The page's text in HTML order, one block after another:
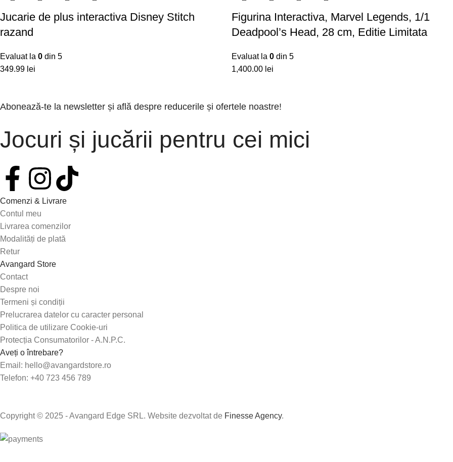
Jucarie de plus interactiva Disney Stitch
razand
Evaluat la 0 din 5
lei
Figurina Interactiva, Marvel Legends, 1/1
Deadpool’s Head, 28 cm, Editie Limitata
Evaluat la 0 din 5
lei
Abonează-te la newsletter și află despre reducerile și ofertele noastre!
Jocuri și jucării pentru cei mici
Comenzi & Livrare
Contul meu
Livrarea comenzilor
Modalități de plată
Retur
Avangard Store
Contact
Despre noi
Termeni și condiții
Prelucrarea datelor cu caracter personal
Politica de utilizare Cookie-uri
Protecția Consumatorilor - A.N.P.C.
Aveți o întrebare?
Email: hello@avangardstore.ro
Telefon: +40 723 456 789
Copyright © 2025 - Avangard Edge SRL. Website dezvoltat de Finesse Agency.